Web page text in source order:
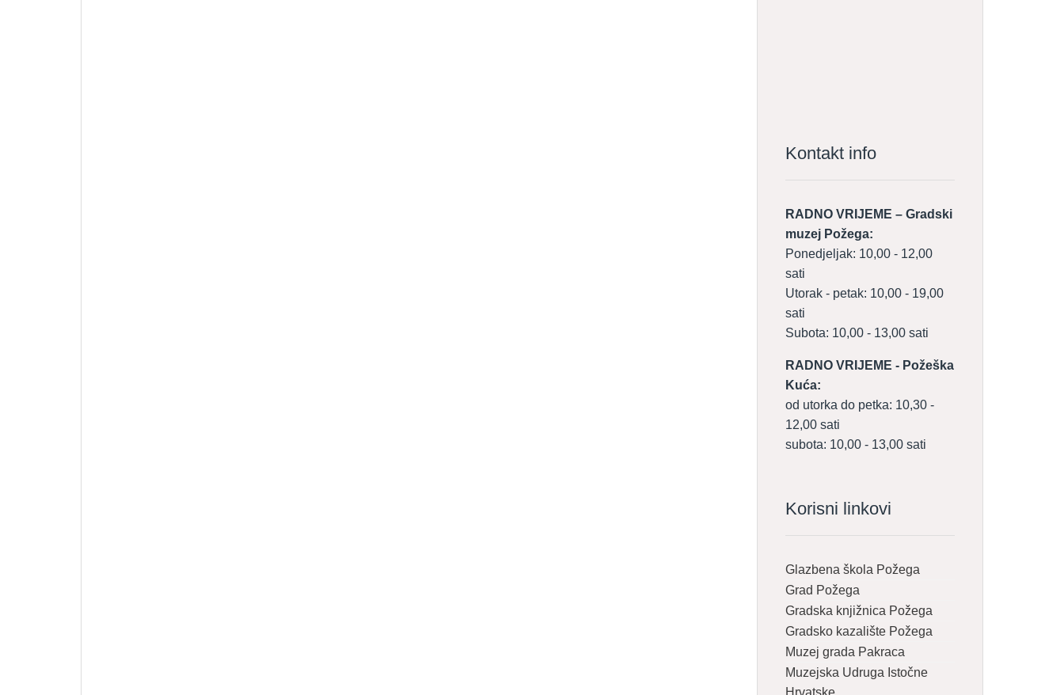
Kontakt info
RADNO VRIJEME – Gradski
muzej Požega:
Ponedjeljak: 10,00 - 12,00
sati
Utorak - petak: 10,00 - 19,00
sati
Subota: 10,00 - 13,00 sati
RADNO VRIJEME - Požeška
Kuća:
od utorka do petka: 10,30 -
12,00 sati
subota: 10,00 - 13,00 sati
Korisni linkovi
Glazbena škola Požega
Grad Požega
Gradska knjižnica Požega
Gradsko kazalište Požega
Muzej grada Pakraca
Muzejska Udruga Istočne
Hrvatske